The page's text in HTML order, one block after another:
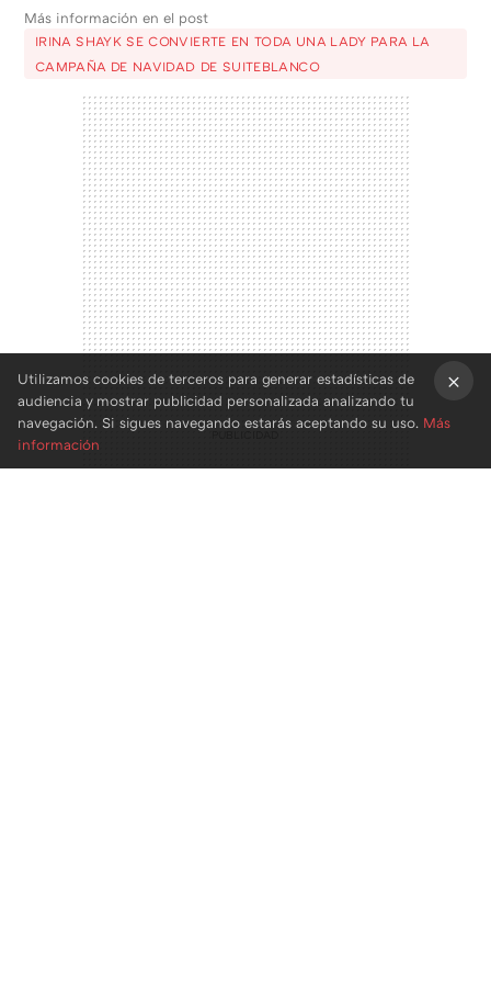
Más información en el post
IRINA SHAYK SE CONVIERTE EN TODA UNA LADY PARA LA
CAMPAÑA DE NAVIDAD DE SUITEBLANCO
Utilizamos cookies de terceros para generar estadísticas de
audiencia y mostrar publicidad personalizada analizando tu
navegación. Si sigues navegando estarás aceptando su uso. Más
información